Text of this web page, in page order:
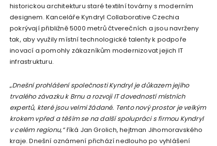
historickou architekturu staré textilní továrny s moderním
designem. Kanceláře Kyndryl Collaborative Czechia
pokrývají přibližně 5000 metrů čtverečních a jsou navrženy
tak, aby využily místní technologické talenty k podpoře
inovací a pomohly zákazníkům modernizovat jejich IT
infrastrukturu.
„Dnešní prohlášení společnosti Kyndryl je důkazem jejího
trvalého závazku k Brnu a rozvoji IT dovedností místních
expertů, které jsou velmi žádané. Tento nový prostor je velkým
krokem vpřed a těším se na další spolupráci s firmou Kyndryl
v celém regionu,“říká Jan Grolich, hejtman Jihomoravského
kraje. Dnešní oznámení přichází nedlouho po vyhlášení